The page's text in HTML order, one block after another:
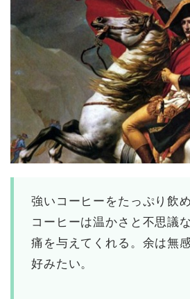
強いコーヒーをたっぷり飲
コーヒーは温かさと不思議
痛を与えてくれる。余は無
好みたい。